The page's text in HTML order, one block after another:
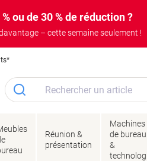
ou de 30 % de réduction ?
– cette semaine seulement !
Réunion &
présentation
Machines
de bureau
&